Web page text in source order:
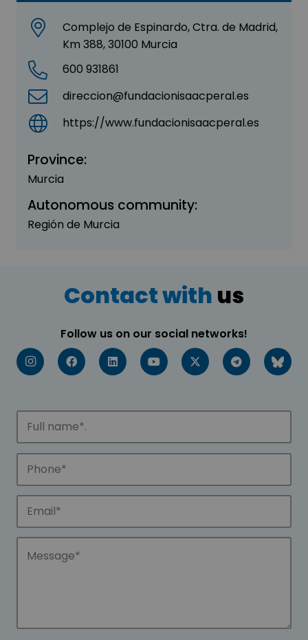
Complejo de Espinardo, Ctra. de Madrid,
Km 388, 30100 Murcia
600 931861
direccion@fundacionisaacperal.es
https://www.fundacionisaacperal.es
Province:
Murcia
Autonomous community:
Región de Murcia
Contact with us
Follow us on our social networks!